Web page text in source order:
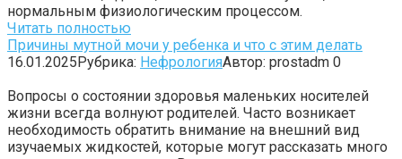
нормальным физиологическим процессом.
Читать полностью
Причины мутной мочи у ребенка и что с этим делать
16.01.2025Рубрика: НефрологияАвтор: prostadm 0
Вопросы о состоянии здоровья маленьких носителей
жизни всегда волнуют родителей. Часто возникает
необходимость обратить внимание на внешний вид
изучаемых жидкостей, которые могут рассказать много